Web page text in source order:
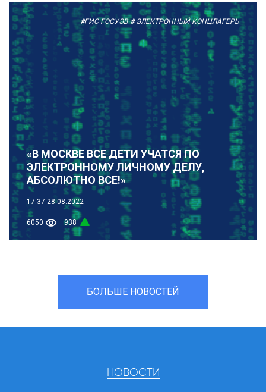
#ГИС ГОСУЭВ # ЭЛЕКТРОННЫЙ КОНЦЛАГЕРЬ
«В МОСКВЕ ВСЕ ДЕТИ УЧАТСЯ ПО
ЭЛЕКТРОННОМУ ЛИЧНОМУ ДЕЛУ,
АБСОЛЮТНО ВСЕ!»
17:37 28.08.2022
6050 938
БОЛЬШЕ НОВОСТЕЙ
НОВОСТИ